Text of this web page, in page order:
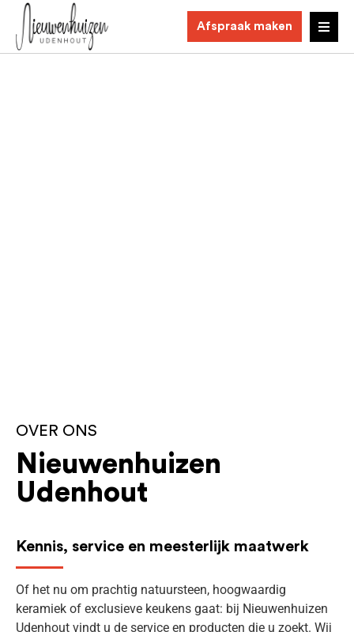
Afspraak maken
OVER ONS
Nieuwenhuizen
Udenhout
Kennis, service en meesterlijk maatwerk
Of het nu om prachtig natuursteen, hoogwaardig
keramiek of exclusieve keukens gaat: bij Nieuwenhuizen
Udenhout vindt u de service en producten die u zoekt. Wij